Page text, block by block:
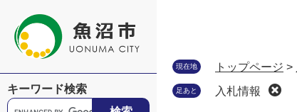
キーワード検索
G
現在地 トップページ >
足あと 入札情報